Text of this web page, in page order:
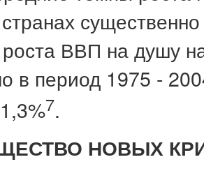
ВВП на душу
в период 1975 -
7.
НОВЫХ